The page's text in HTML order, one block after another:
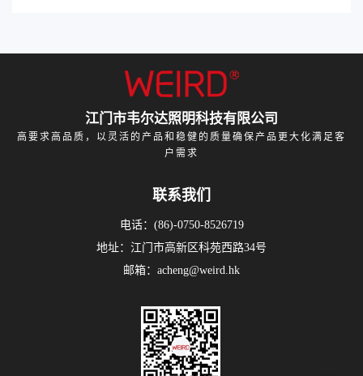
江门市韦尔达照明科技有限公司
高要求高品质，以灵活的产品和稳健的质量确保产品更大化满足客
户需求
联系我们
电话：(86)-0750-8526719
地址：江门市高新区科苑西路34号
邮箱：acheng@weird.hk